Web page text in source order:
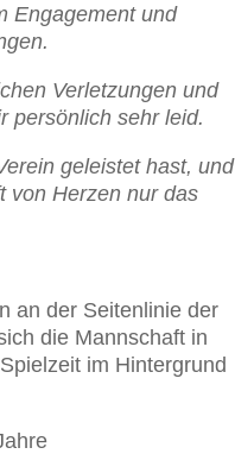
Engagement und
Verletzungen und
persönlich sehr leid.
geleistet hast, und
von Herzen nur das
an der Seitenlinie der
die Mannschaft in
im Hintergrund